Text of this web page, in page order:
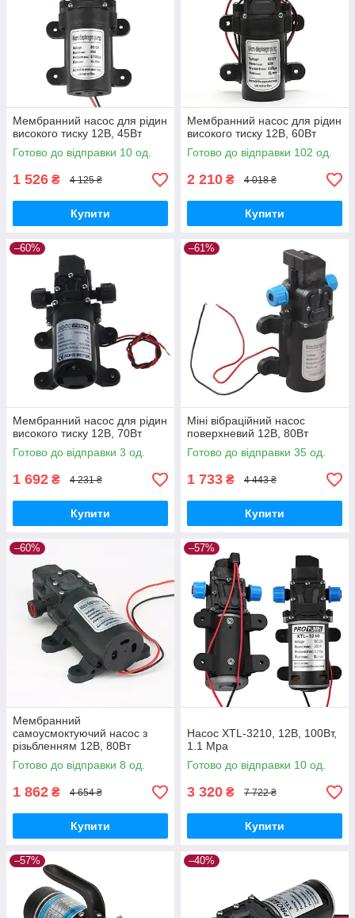
Мембранний насос для рідин
високого тиску 12В, 45Вт
Готово до відправки 10 од.
1 526 ₴ 4 125 ₴
Купити
Мембранний насос для рідин
високого тиску 12В, 60Вт
Готово до відправки 102 од.
2 210 ₴ 4 018 ₴
Купити
–60%
Мембранний насос для рідин
високого тиску 12В, 70Вт
Готово до відправки 3 од.
1 692 ₴ 4 231 ₴
Купити
–61%
Міні вібраційний насос
поверхневий 12В, 80Вт
Готово до відправки 35 од.
1 733 ₴ 4 443 ₴
Купити
–60%
Мембранний
самоусмоктуючий насос з
різьбленням 12В, 80Вт
Готово до відправки 8 од.
1 862 ₴ 4 654 ₴
Купити
–57%
Насос XTL-3210, 12В, 100Вт,
1.1 Mpa
Готово до відправки 10 од.
3 320 ₴ 7 722 ₴
Купити
–57% –40%